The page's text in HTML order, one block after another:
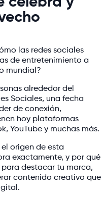
las redes sociales
de entretenimiento a
mundial?
alrededor del
Sociales, una fecha
de conexión,
hoy plataformas
YouTube y muchas más.
origen de esta
exactamente, y por qué
destacar tu marca,
contenido creativo que